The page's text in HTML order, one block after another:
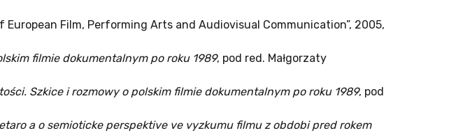
Film, Performing Arts and Audiovisual Communication”, 2005,
filmie dokumentalnym po roku 1989, pod red. Małgorzaty
Szkice i rozmowy o polskim filmie dokumentalnym po roku 1989, pod
a o semioticke perspektive ve vyzkumu filmu z obdobi pred rokem